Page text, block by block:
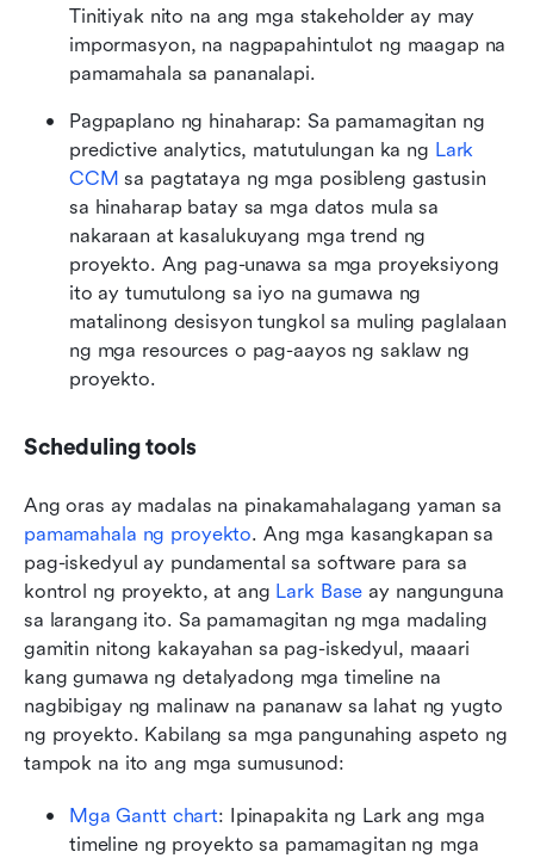
Tinitiyak nito na ang mga stakeholder ay may
impormasyon, na nagpapahintulot ng maagap na
pamamahala sa pananalapi.
Pagpaplano ng hinaharap: Sa pamamagitan ng
predictive analytics, matutulungan ka ng Lark
CCM sa pagtataya ng mga posibleng gastusin
sa hinaharap batay sa mga datos mula sa
nakaraan at kasalukuyang mga trend ng
proyekto. Ang pag-unawa sa mga proyeksiyong
ito ay tumutulong sa iyo na gumawa ng
matalinong desisyon tungkol sa muling paglalaan
ng mga resources o pag-aayos ng saklaw ng
proyekto.
Scheduling tools
pamamahala ng proyekto. Ang mga kasangkapan sa
pag-iskedyul ay pundamental sa software para sa
kontrol ng proyekto, at ang Lark Base ay nangunguna
sa larangang ito. Sa pamamagitan ng mga madaling
gamitin nitong kakayahan sa pag-iskedyul, maaari
kang gumawa ng detalyadong mga timeline na
nagbibigay ng malinaw na pananaw sa lahat ng yugto
ng proyekto. Kabilang sa mga pangunahing aspeto ng
tampok na ito ang mga sumusunod:
Mga Gantt chart: Ipinapakita ng Lark ang mga
timeline ng proyekto sa pamamagitan ng mga